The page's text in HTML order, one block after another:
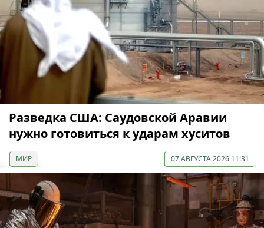
Разведка США: Саудовской Аравии
нужно готовиться к ударам хуситов
МИР 07 АВГУСТА 2026 11:31